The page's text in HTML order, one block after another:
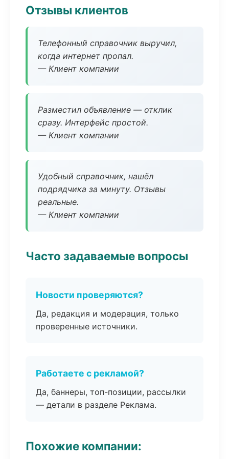
Отзывы клиентов
Телефонный справочник выручил,
когда интернет пропал.
— Клиент компании
Разместил объявление — отклик
сразу. Интерфейс простой.
— Клиент компании
Удобный справочник, нашёл
подрядчика за минуту. Отзывы
реальные.
— Клиент компании
Часто задаваемые вопросы
Новости проверяются?
Да, редакция и модерация, только
проверенные источники.
Работаете с рекламой?
Да, баннеры, топ-позиции, рассылки
— детали в разделе Реклама.
Похожие компании: